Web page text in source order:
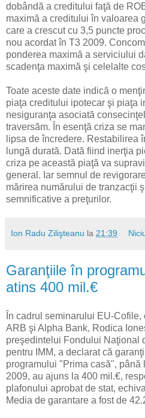
dobândă a creditului faţă de
maximă a creditului în valoarea
care a crescut cu 3,5 puncte
nou acordat în T3 2009.
ponderea maximă a serviciului
scadenţa maximă şi celelalte
Toate aceste date indică o
piaţa creditului ipotecar şi piaţa
nesiguranţa asociată
traversăm. În esenţă criza se
lipsa de încredere. Restabilirea
lungă durată. Dată fiind inerţia
criza pe această piaţă va
general. Iar semnul de
mărirea numărului de tranzacţii
semnificative a preţurilor.
Ion Radu Zilişteanu la 21:39
Garanţiile în
atins 400 mil.€
În cadrul seminarului EU-
ARB şi Alpha Bank, Rodica
preşedintelui Fondului Naţional
pentru IMM, a declarat că
programului "Prima casă",
2009, au ajuns la 400 mil.€,
plafonului aprobat de stat,
Media de garantare a fost de